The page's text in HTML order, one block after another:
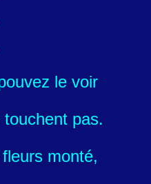
le voir
pas.
monté,